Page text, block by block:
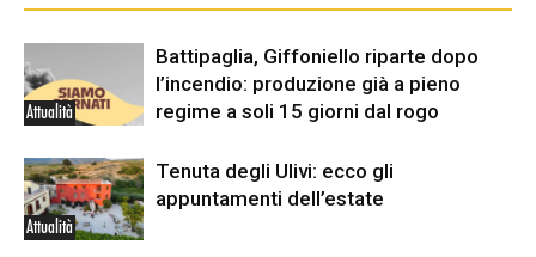
Attualità
Battipaglia, Giffoniello riparte dopo
l’incendio: produzione già a pieno
regime a soli 15 giorni dal rogo
Attualità
Tenuta degli Ulivi: ecco gli
appuntamenti dell’estate